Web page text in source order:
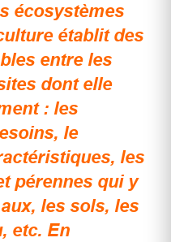
écosystèmes
établit des
entre les
dont elle
: les
le
les
pérennes qui y
les sols, les
etc. En